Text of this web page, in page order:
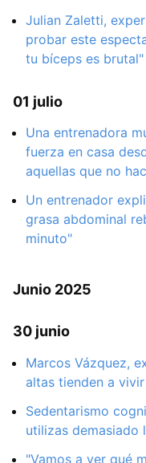
Julian Zaletti,
probar este
tu bíceps es brutal"
01 julio
Una entrenadora
fuerza en casa
aquellas que no
Un entrenador
grasa abdominal
minuto"
Junio 2025
30 junio
Marcos Vázquez,
altas tienden a
Sedentarismo
utilizas demasiado
"Vamos a ver qué